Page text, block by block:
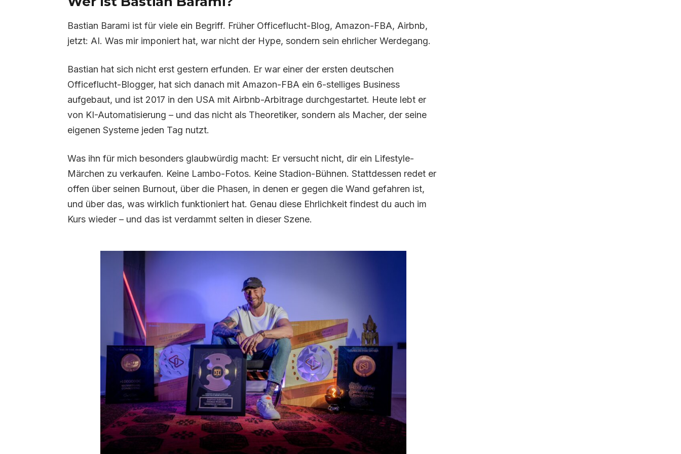
Bastian Barami ist für viele ein Begriff. Früher Officeflucht-Blog, Amazon-FBA, Airbnb,
jetzt: AI. Was mir imponiert hat, war nicht der Hype, sondern sein ehrlicher Werdegang.
Bastian hat sich nicht erst gestern erfunden. Er war einer der ersten deutschen
Officeflucht-Blogger, hat sich danach mit Amazon-FBA ein 6-stelliges Business
aufgebaut, und ist 2017 in den USA mit Airbnb-Arbitrage durchgestartet. Heute lebt er
von KI-Automatisierung – und das nicht als Theoretiker, sondern als Macher, der seine
eigenen Systeme jeden Tag nutzt.
Was ihn für mich besonders glaubwürdig macht: Er versucht nicht, dir ein Lifestyle-
Märchen zu verkaufen. Keine Lambo-Fotos. Keine Stadion-Bühnen. Stattdessen redet er
offen über seinen Burnout, über die Phasen, in denen er gegen die Wand gefahren ist,
und über das, was wirklich funktioniert hat. Genau diese Ehrlichkeit findest du auch im
Kurs wieder – und das ist verdammt selten in dieser Szene.